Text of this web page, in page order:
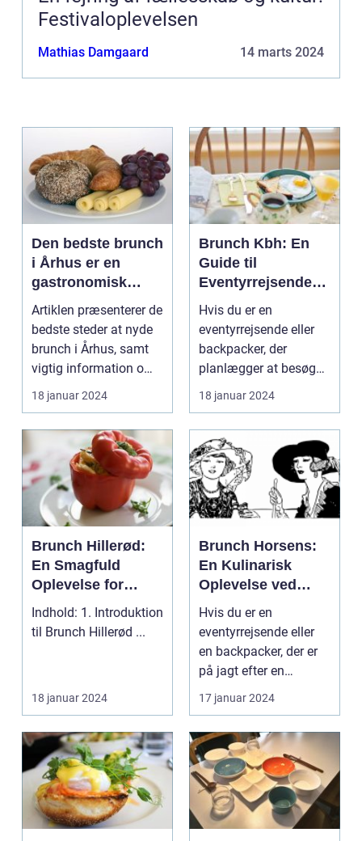
Festivaloplevelsen
Mathias Damgaard 14 marts 2024
Den bedste brunch
i Århus er en
gastronomisk
oplevelse, der
tilbyder et varieret
udvalg af lækre
retter, der passer
til både
morgenmad og
frokost
Artiklen præsenterer de
bedste steder at nyde
brunch i Århus, samt
vigtig information om
åbningstide...
18 januar 2024
Brunch Kbh: En
Guide til
Eventyrrejsende
og Backpackere
Hvis du er en
eventyrrejsende eller
backpacker, der
planlægger at besøge
København, så er der
en mad...
18 januar 2024
Brunch Hillerød:
En Smagfuld
Oplevelse for
Eventyrrejsende
og Backpackere
Indhold: 1. Introduktion
til Brunch Hillerød ...
18 januar 2024
Brunch Horsens:
En Kulinarisk
Oplevelse ved
Fodsporene af
Historien
Hvis du er en
eventyrrejsende eller
en backpacker, der er
på jagt efter en
kulinarisk oplevelse i
Ho...
17 januar 2024